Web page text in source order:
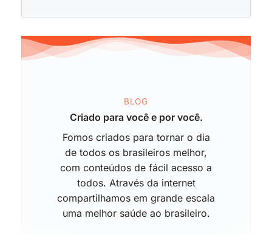
BLOG
Criado para você e por você.
Fomos criados para tornar o dia
de todos os brasileiros melhor,
com conteúdos de fácil acesso a
todos. Através da internet
compartilhamos em grande escala
uma melhor saúde ao brasileiro.